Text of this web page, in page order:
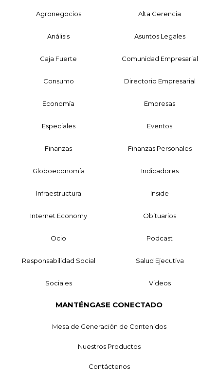
Agronegocios Alta Gerencia
Análisis Asuntos Legales
Caja Fuerte Comunidad Empresarial
Consumo Directorio Empresarial
Economía Empresas
Especiales Eventos
Finanzas Finanzas Personales
Globoeconomía Indicadores
Infraestructura Inside
Internet Economy Obituarios
Ocio Podcast
Responsabilidad Social Salud Ejecutiva
Sociales Videos
MANTÉNGASE CONECTADO
Mesa de Generación de Contenidos
Nuestros Productos
Contáctenos